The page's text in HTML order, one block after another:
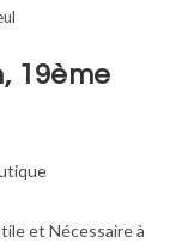
19ème
et Nécessaire à